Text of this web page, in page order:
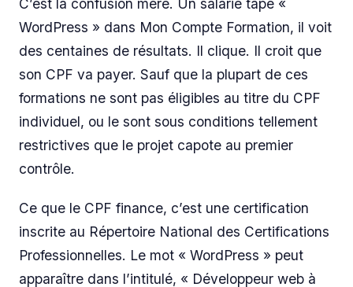
C’est la confusion mère. Un salarié tape «
WordPress » dans Mon Compte Formation, il voit
des centaines de résultats. Il clique. Il croit que
son CPF va payer. Sauf que la plupart de ces
formations ne sont pas éligibles au titre du CPF
individuel, ou le sont sous conditions tellement
restrictives que le projet capote au premier
contrôle.
Ce que le CPF finance, c’est une certification
inscrite au Répertoire National des Certifications
Professionnelles. Le mot « WordPress » peut
apparaître dans l’intitulé, « Développeur web à